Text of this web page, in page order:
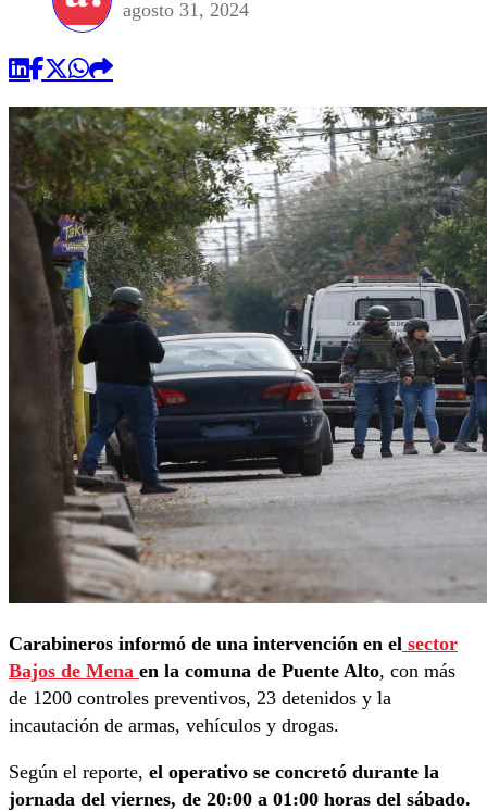
agosto 31, 2024
Carabineros informó de una intervención en el sector
Bajos de Mena en la comuna de Puente Alto, con más
de 1200 controles preventivos, 23 detenidos y la
incautación de armas, vehículos y drogas.
Según el reporte, el operativo se concretó durante la
jornada del viernes, de 20:00 a 01:00 horas del sábado.